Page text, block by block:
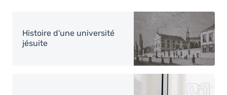
Image
Histoire d'une université
jésuite
Image